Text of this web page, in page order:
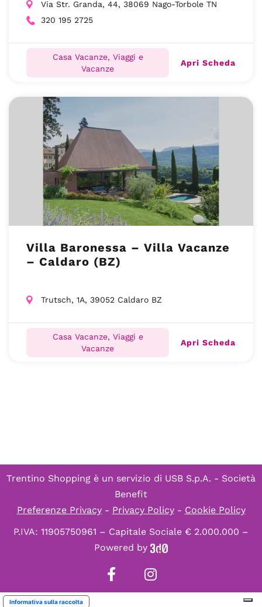
Via Str. Granda, 44, 38069 Nago-Torbole TN
320 195 2725
Casa Vacanze, Viaggi e
Vacanze
Apri Scheda
Villa Baronessa – Villa Vacanze
– Caldaro (BZ)
Trutsch, 1A, 39052 Caldaro BZ
Casa Vacanze, Viaggi e
Vacanze
Apri Scheda
Trentino Shopping è un servizio di USB S.p.A. - Società
Benefit
Preferenze Privacy- Privacy Policy- Cookie Policy
P.IVA: 11905750961 – Capitale Sociale € 2.000.000 –
Powered by
Informativa sulla raccolta